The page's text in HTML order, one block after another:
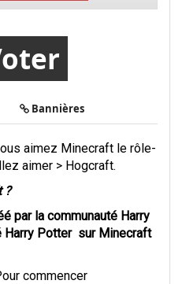
Bannières
aimez Minecraft le rôle-
aimer > Hogcraft.
?
par la communauté Harry
Harry Potter sur Minecraft
commencer